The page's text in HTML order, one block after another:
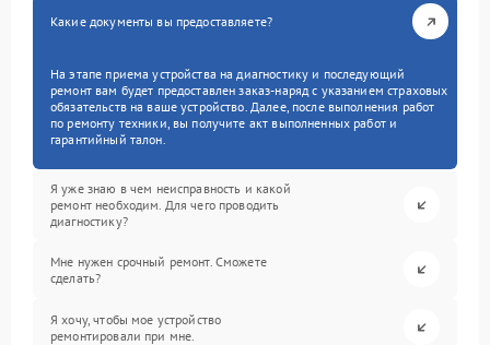
Какие документы вы предоставляете?
На этапе приема устройства на диагностику и последующий
ремонт вам будет предоставлен заказ-наряд с указанием страховых
обязательств на ваше устройство. Далее, после выполнения работ
по ремонту техники, вы получите акт выполненных работ и
гарантийный талон.
Я уже знаю в чем неисправность и какой
ремонт необходим. Для чего проводить
диагностику?
Мне нужен срочный ремонт. Сможете
сделать?
Я хочу, чтобы мое устройство
ремонтировали при мне.